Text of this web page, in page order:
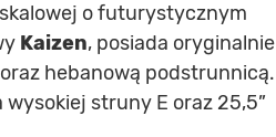
o futurystycznym
Kaizen, posiada oryginalnie
hebanową podstrunnicą.
struny E oraz 25,5”